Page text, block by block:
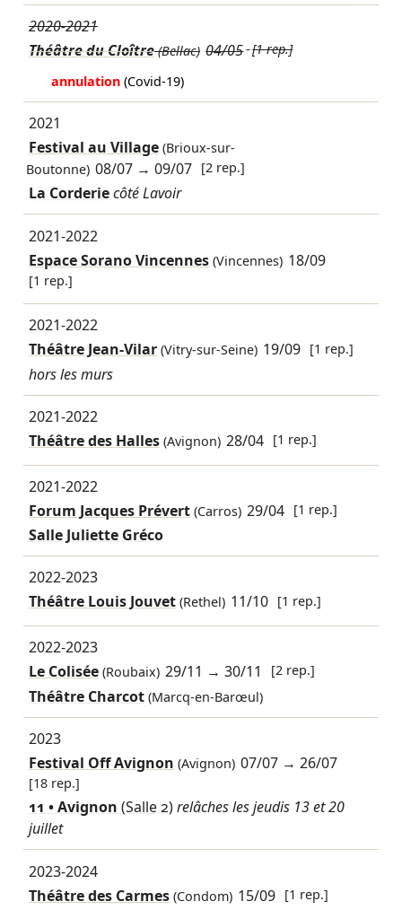
2020-2021
Théâtre du Cloître(Bellac) 04/05 [1 rep.]
annulation (Covid-19)
2021
Festival au Village(Brioux-sur-
Boutonne) 08/07 →09/07 [2 rep.]
La Corderiecôté Lavoir
2021-2022
Espace Sorano Vincennes(Vincennes) 18/09
[1 rep.]
2021-2022
Théâtre Jean-Vilar(Vitry-sur-Seine) 19/09 [1 rep.]
hors les murs
2021-2022
Théâtre des Halles(Avignon) 28/04 [1 rep.]
2021-2022
Forum Jacques Prévert(Carros) 29/04 [1 rep.]
Salle Juliette Gréco
2022-2023
Théâtre Louis Jouvet(Rethel) 11/10 [1 rep.]
2022-2023
Le Colisée(Roubaix) 29/11 →30/11 [2 rep.]
Théâtre Charcot (Marcq-en-Barœul)
2023
Festival Off Avignon (Avignon) 07/07 →26/07
[18 rep.]
11 • Avignon (Salle 2)relâches les jeudis 13 et 20
juillet
2023-2024
Théâtre des Carmes(Condom) 15/09 [1 rep.]